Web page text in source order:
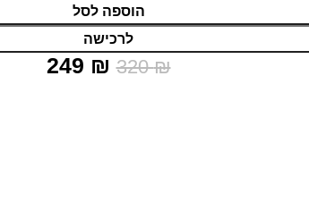
הוספה לסל
לרכישה
320₪
249 ₪